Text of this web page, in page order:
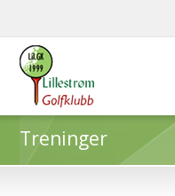
Treninger